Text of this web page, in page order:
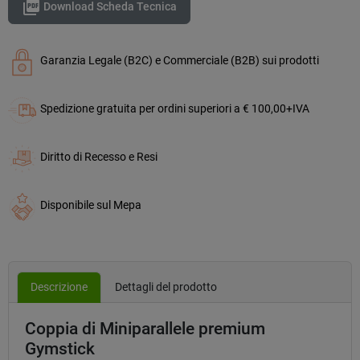
 Download Scheda Tecnica
Garanzia Legale (B2C) e Commerciale (B2B) sui prodotti
Spedizione gratuita per ordini superiori a € 100,00+IVA
Diritto di Recesso e Resi
Disponibile sul Mepa
Descrizione Dettagli del prodotto
Coppia di Miniparallele premium
Gymstick